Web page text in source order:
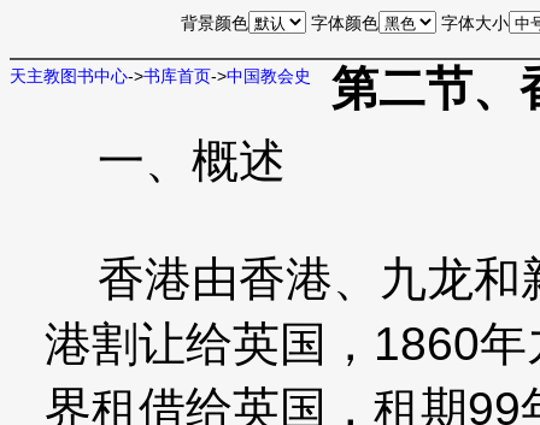
背景颜色 字体颜色 字体大小
天主教图书中心->书库首页->中国教会史
第二节、
一、概述
香港由香港、九龙和
港割让给英国，1860
界租借给英国，租期